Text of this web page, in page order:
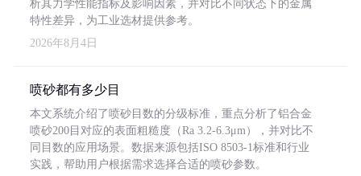
析其力学性能指标及影响因素，并对比不同状态下的金属
特性差异，为工业选材提供参考。
2026年8月4日
喷砂都有多少目
本文系统介绍了喷砂目数的分级标准，重点分析了铝合金
喷砂200目对应的表面粗糙度（Ra 3.2-6.3μm），并对比不
同目数的应用场景。数据来源包括ISO 8503-1标准和行业
实践，帮助用户根据需求选择合适的喷砂参数。